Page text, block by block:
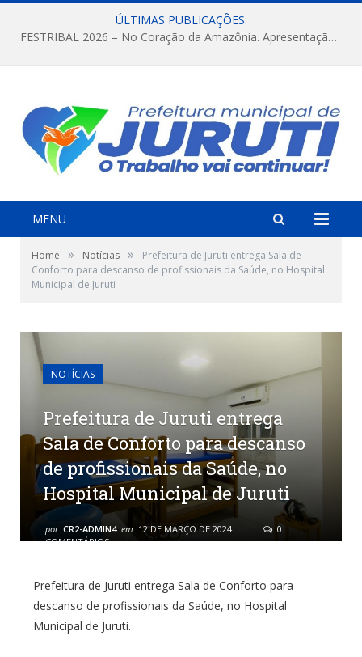
ÚLTIMAS PUBLICAÇÕES:
FESTRIBAL 2026 – No Coração da Amazônia. Apresentação da Munduruku.
MENU
Home » Notícias »
Prefeitura de Juruti entrega Sala de
Conforto para descanso de profissionais da Saúde, no Hospital
Municipal de Juruti
NOTÍCIAS
Prefeitura de Juruti entrega
Sala de Conforto para descanso
de profissionais da Saúde, no
Hospital Municipal de Juruti
por CR2-ADMIN4 em 12 DE MARÇO DE 2024
0
COMENTÁRIOS
Prefeitura de Juruti entrega Sala de Conforto para
descanso de profissionais da Saúde, no Hospital
Municipal de Juruti.